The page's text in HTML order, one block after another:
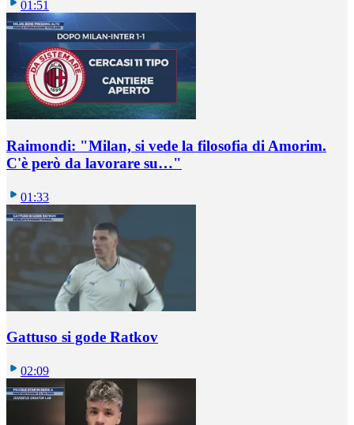
01:51
Raimondi: "Milan, si vede la filosofia di Amorim.
C'è però da lavorare su…"
01:33
Gattuso si gode Ratkov
02:09